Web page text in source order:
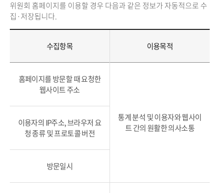
위원회 홈페이지를 이용할 경우 다음과 같은 정보가 자동적으로 수
집·저장됩니다.
수집항목 이용목적
홈페이지를 방문할 때 요청한
웹사이트 주소
통계 분석 및 이용자와 웹사이
트 간의 원활한 의사소통
이용자의 IP주소, 브라우저 요
청 종류 및 프로토콜 버전
방문일시